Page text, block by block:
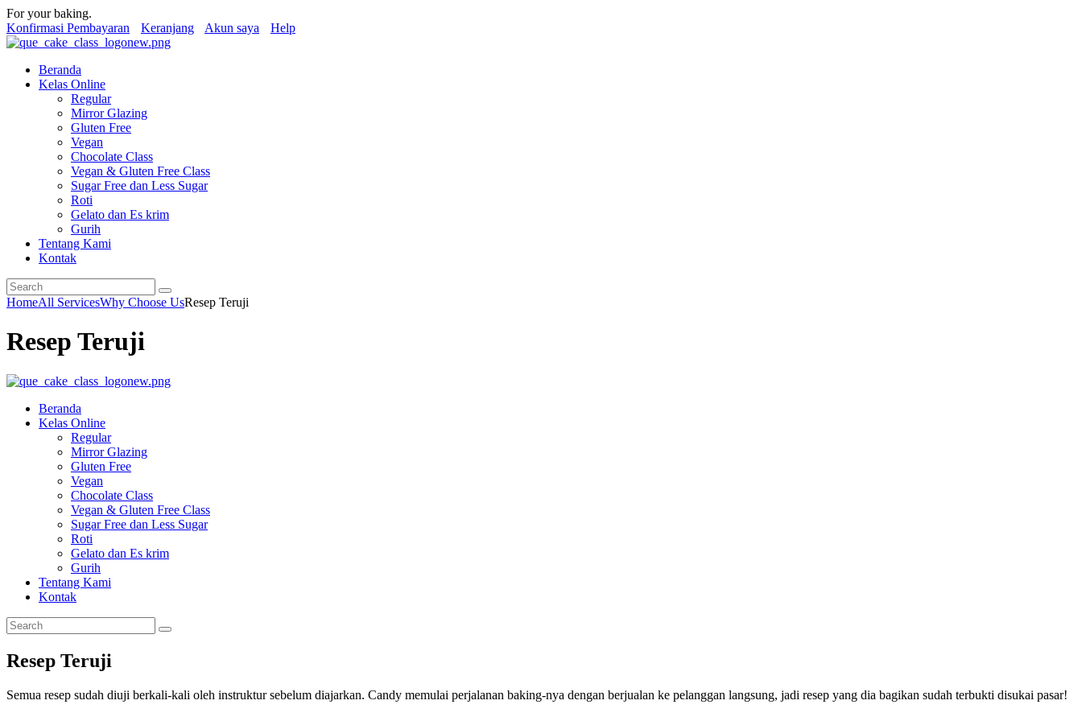
For your baking.
Konfirmasi Pembayaran
Keranjang Akun saya Help
Beranda
Kelas Online
Regular
Mirror Glazing
Gluten Free
Vegan
Chocolate Class
Vegan & Gluten Free Class
Sugar Free dan Less Sugar
Roti
Gelato dan Es krim
Gurih
Tentang Kami
Kontak
HomeAll ServicesWhy Choose UsResep Teruji
Resep Teruji
Beranda
Kelas Online
Regular
Mirror Glazing
Gluten Free
Vegan
Chocolate Class
Vegan & Gluten Free Class
Sugar Free dan Less Sugar
Roti
Gelato dan Es krim
Gurih
Tentang Kami
Kontak
Resep Teruji
Semua resep sudah diuji berkali-kali oleh instruktur sebelum diajarkan. Candy memulai perjalanan baking-nya dengan berjualan ke pelanggan langsung, jadi resep yang dia bagikan sudah terbukti disukai pasar!